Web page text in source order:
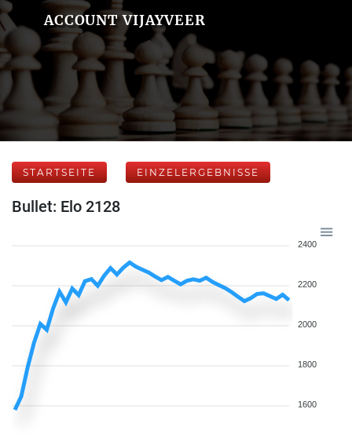
ACCOUNT VIJAYVEER
STARTSEITE EINZELERGEBNISSE
Bullet: Elo 2128
2400
2200
2000
1800
1600